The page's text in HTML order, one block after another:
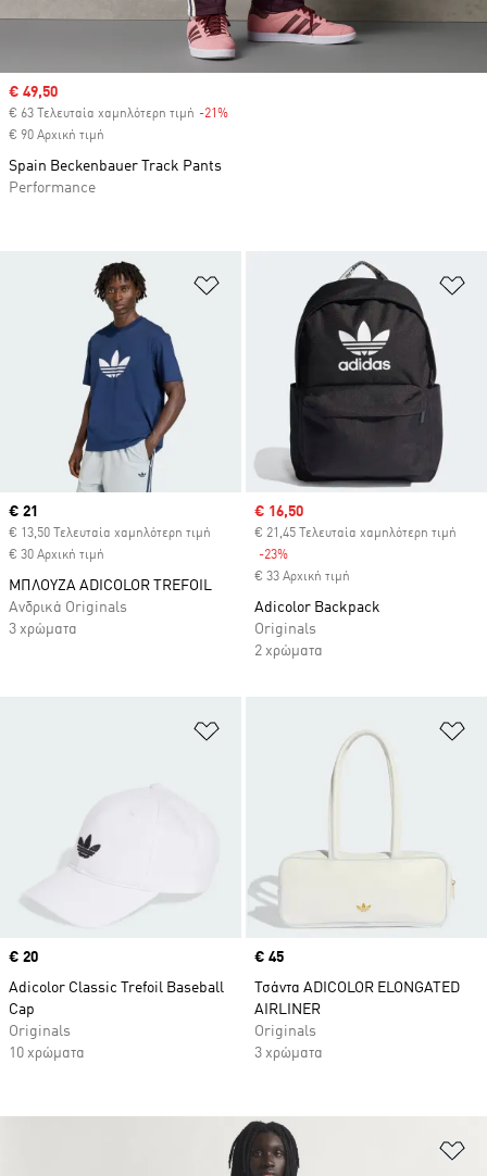
Προσθήκη στη Λίστα Επιθυμιών
Current price
€ 21
€ 13,50 Τελευταία χαμηλότερη τιμή
€ 30 Αρχική τιμή
ΜΠΛΟΥΖΑ ADICOLOR TREFOIL
Ανδρικά Originals
3 χρώματα
Sale price
€ 16,50
€ 21,45 Τελευταία χαμηλότερη τιμή
-23%
€ 33 Αρχική τιμή
Adicolor Backpack
Originals
2 χρώματα
Προσθήκη στη Λίστα Επιθυμιών
Price
€ 20
Adicolor Classic Trefoil Baseball
Cap
Originals
10 χρώματα
Price
€ 45
Τσάντα ADICOLOR ELONGATED
AIRLINER
Originals
3 χρώματα
Sale price
€ 49,50
€ 63 Τελευταία χαμηλότερη τιμή -21%
€ 90 Αρχική τιμή
Spain Beckenbauer Track Pants
Performance